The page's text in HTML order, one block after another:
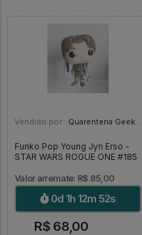
Vendido por: Quarentena Geek Store - SP
Funko Pop Young Jyn Erso -
STAR WARS ROGUE ONE #185
Valor arremate: R$ 85,00
0d 1h 12m 50s
R$ 68,00